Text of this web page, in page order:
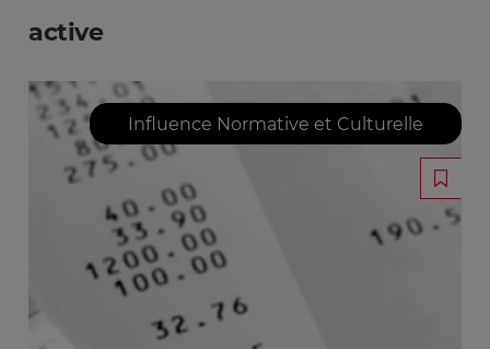
active
Influence Normative et Culturelle